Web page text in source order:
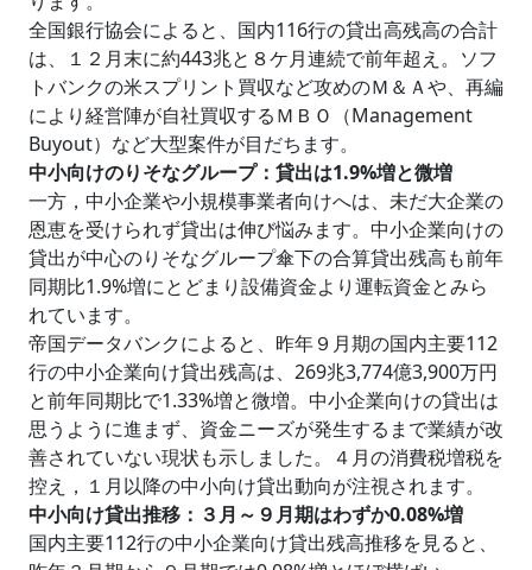
全国銀行協会によると、国内116行の貸出高残高の合計
は、１２月末に約443兆と８ケ月連続で前年超え。ソフ
トバンクの米スプリント買収など攻めのＭ＆Ａや、再編
により経営陣が自社買収するＭＢＯ（Management
Buyout）など大型案件が目だちます。
中小向けのりそなグループ：貸出は1.9%増と微増
一方，中小企業や小規模事業者向けへは、未だ大企業の
恩恵を受けられず貸出は伸び悩みます。中小企業向けの
貸出が中心のりそなグループ傘下の合算貸出残高も前年
同期比1.9%増にとどまり設備資金より運転資金とみら
れています。
帝国データバンクによると、昨年９月期の国内主要112
行の中小企業向け貸出残高は、269兆3,774億3,900万円
と前年同期比で1.33%増と微増。中小企業向けの貸出は
思うように進まず、資金ニーズが発生するまで業績が改
善されていない現状も示しました。４月の消費税増税を
控え，１月以降の中小向け貸出動向が注視されます。
中小向け貸出推移：３月～９月期はわずか0.08%増
国内主要112行の中小企業向け貸出残高推移を見ると、